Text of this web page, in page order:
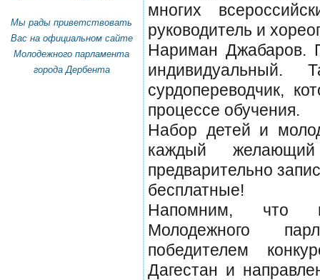
Мы рады приветствовать
Вас на официальном сайте
Молодежного парламента
города Дербента
многих
руководитель и
Нариман Джабаров.
сурдопереводчик,
процессе обучения.
Набор детей и
каждый
предварительно
бесплатные!
Напомним, что
Молодежного
победителем
Дагестан и